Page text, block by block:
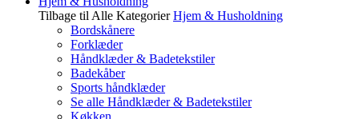
Tilbage til Alle Kategorier Hjem & Husholdning
Bordskånere
Forklæder
Håndklæder & Badetekstiler
Badekåber
Sports håndklæder
Se alle Håndklæder & Badetekstiler
Køkken